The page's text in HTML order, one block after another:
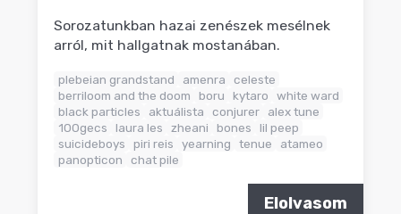
Sorozatunkban hazai zenészek mesélnek
arról, mit hallgatnak mostanában.
plebeian grandstand amenra
celeste
berriloom and the doom
boru kytaro
white ward
black particles
aktuálista conjurer
alex tune
100gecs
laura les zheani bones
lil peep
suicideboys
piri reis yearning tenue
atameo
panopticon
chat pile
Elolvasom